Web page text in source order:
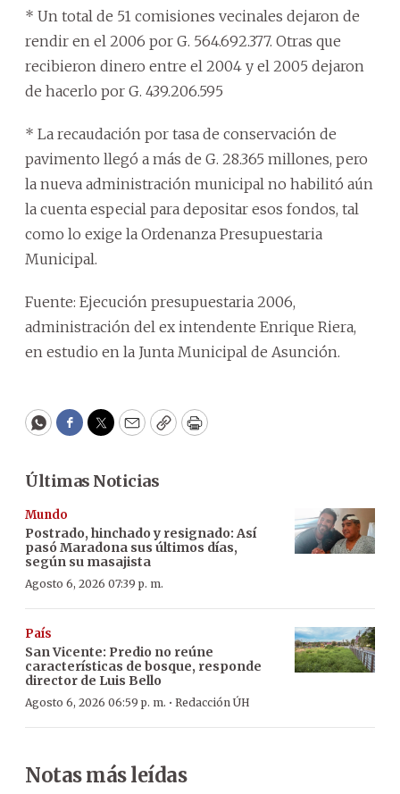
* Un total de 51 comisiones vecinales dejaron de
rendir en el 2006 por G. 564.692.377. Otras que
recibieron dinero entre el 2004 y el 2005 dejaron
de hacerlo por G. 439.206.595
* La recaudación por tasa de conservación de
pavimento llegó a más de G. 28.365 millones, pero
la nueva administración municipal no habilitó aún
la cuenta especial para depositar esos fondos, tal
como lo exige la Ordenanza Presupuestaria
Municipal.
Fuente: Ejecución presupuestaria 2006,
administración del ex intendente Enrique Riera,
en estudio en la Junta Municipal de Asunción.
WhatsApp
Facebook
Twitter
EmailCopyPrint
Últimas Noticias
Mundo
Postrado, hinchado y resignado: Así
pasó Maradona sus últimos días,
según su masajista
Agosto 6, 2026 07:39 p. m.
País
San Vicente: Predio no reúne
características de bosque, responde
director de Luis Bello
Agosto 6, 2026 06:59 p. m. · Redacción ÚH
Notas más leídas